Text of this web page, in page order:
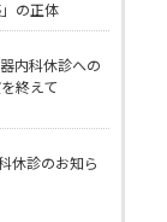
の正体
内科休診への
終えて
休診のお知ら